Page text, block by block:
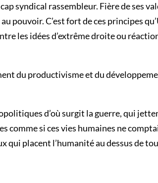
syndical rassembleur. Fière de ses
pouvoir. C’est fort de ces principes
les idées d’extrême droite ou
du productivisme et du
d’où surgit la guerre, qui
comme si ces vies humaines ne
qui placent l’humanité au dessus de